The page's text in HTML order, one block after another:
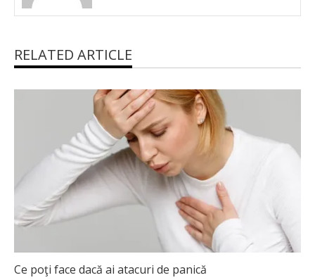
RELATED ARTICLE
Ce poţi face dacă ai atacuri de panică